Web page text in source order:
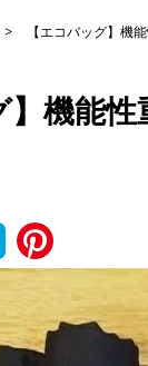
【エコバッグ】機
】機能